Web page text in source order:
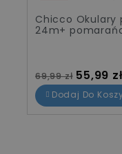
Chicco Okulary
24m+
Cena
69,99 zł Cena
55,99 zł
Dodaj Do